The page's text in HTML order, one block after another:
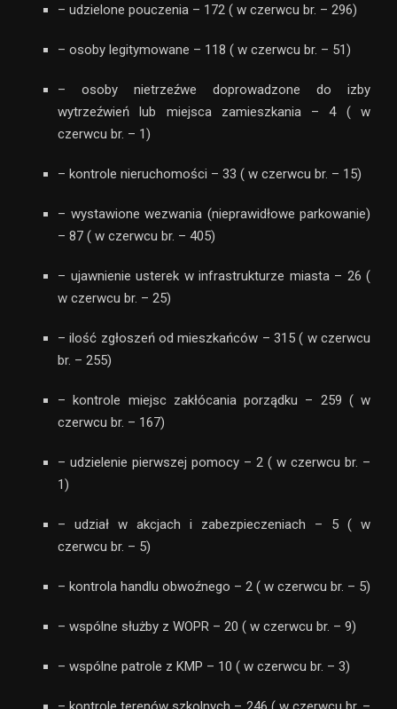
– udzielone pouczenia – 172 ( w czerwcu br. – 296)
– osoby legitymowane – 118 ( w czerwcu br. – 51)
– osoby nietrzeźwe doprowadzone do izby
wytrzeźwień lub miejsca zamieszkania – 4 ( w
czerwcu br. – 1)
– kontrole nieruchomości – 33 ( w czerwcu br. – 15)
– wystawione wezwania (nieprawidłowe parkowanie)
– 87 ( w czerwcu br. – 405)
– ujawnienie usterek w infrastrukturze miasta – 26 (
w czerwcu br. – 25)
– ilość zgłoszeń od mieszkańców – 315 ( w czerwcu
br. – 255)
– kontrole miejsc zakłócania porządku – 259 ( w
czerwcu br. – 167)
– udzielenie pierwszej pomocy – 2 ( w czerwcu br. –
1)
– udział w akcjach i zabezpieczeniach – 5 ( w
czerwcu br. – 5)
– kontrola handlu obwoźnego – 2 ( w czerwcu br. – 5)
– wspólne służby z WOPR – 20 ( w czerwcu br. – 9)
– wspólne patrole z KMP – 10 ( w czerwcu br. – 3)